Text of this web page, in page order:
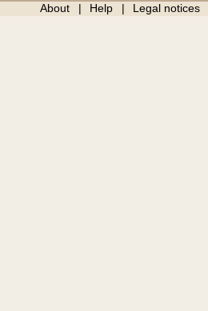
About Help Legal notices